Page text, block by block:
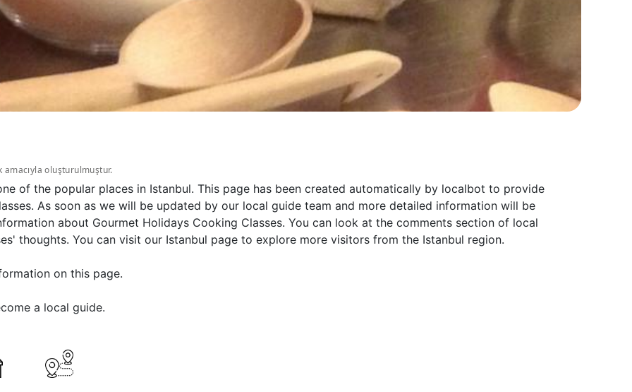
oluşturulmuştur.
of the popular places in Istanbul. This page has been created automatically by localbot to provide
As soon as we will be updated by our local guide team and more detailed information will be
about Gourmet Holidays Cooking Classes. You can look at the comments section of local
thoughts. You can visit our Istanbul page to explore more visitors from the Istanbul region.
on this page.
a local guide.